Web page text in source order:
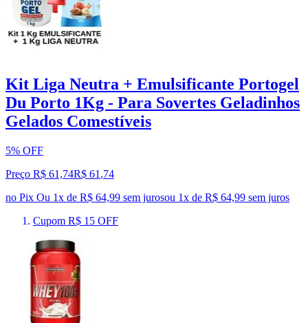
Kit Liga Neutra + Emulsificante Portogel
Du Porto 1Kg - Para Sovertes Geladinhos
Gelados Comestíveis
5% OFF
Preço R$ 61,74R$ 61 ,74
no Pix Ou 1x de R$ 64,99 sem jurosou 1x de R$ 64,99 sem juros
Cupom R$ 15 OFF